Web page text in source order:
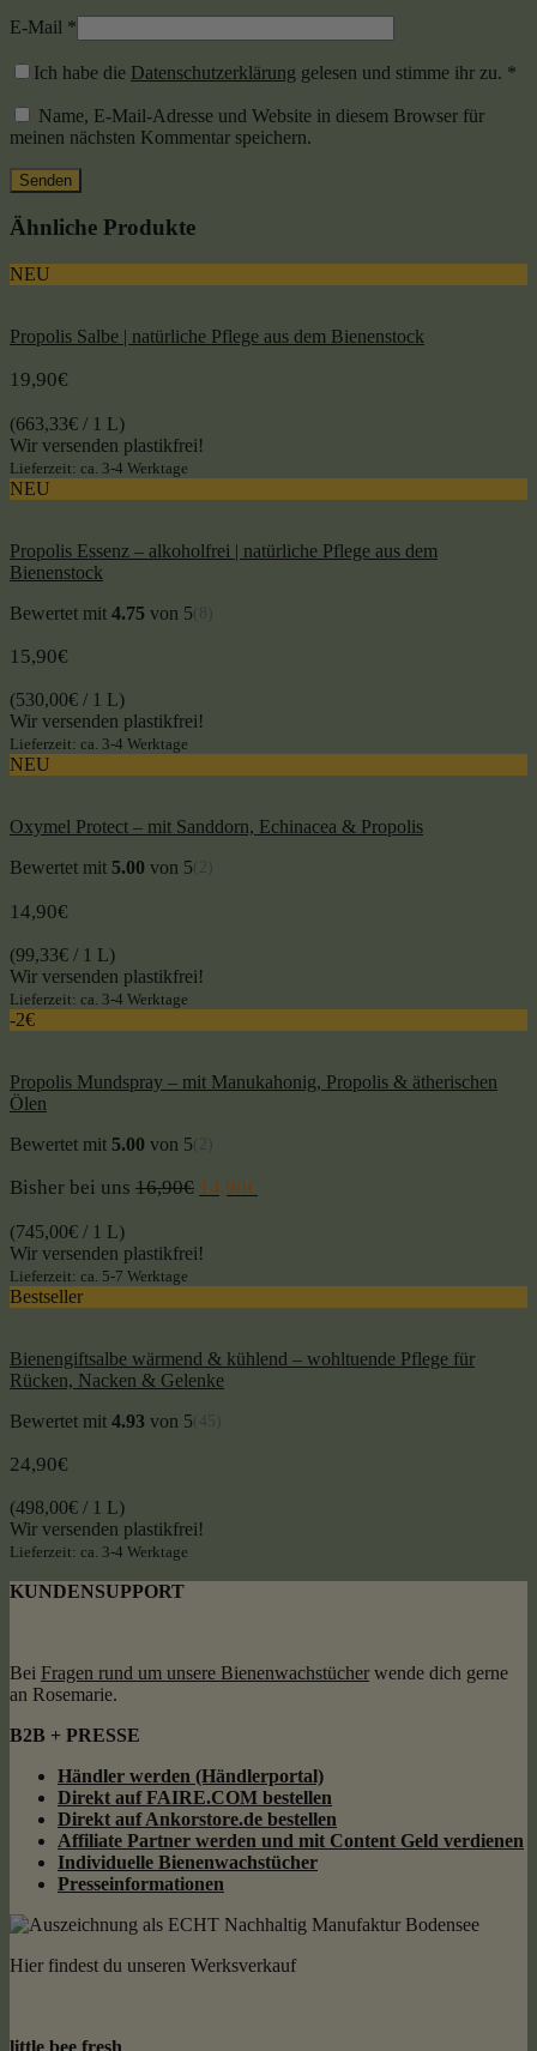
E-Mail *
Ich habe die Datenschutzerklärung gelesen und stimme ihr zu. *
Name, E-Mail-Adresse und Website in diesem Browser für
meinen nächsten Kommentar speichern.
Ähnliche Produkte
NEU
Propolis Salbe | natürliche Pflege aus dem Bienenstock
19,90€
(663,33€ / 1 L)
Wir versenden plastikfrei!
Lieferzeit: ca. 3-4 Werktage
NEU
Propolis Essenz – alkoholfrei | natürliche Pflege aus dem
Bienenstock
Bewertet mit 4.75 von 5
15,90€
(530,00€ / 1 L)
Wir versenden plastikfrei!
Lieferzeit: ca. 3-4 Werktage
NEU
Oxymel Protect – mit Sanddorn, Echinacea & Propolis
Bewertet mit 5.00 von 5
14,90€
(99,33€ / 1 L)
Wir versenden plastikfrei!
Lieferzeit: ca. 3-4 Werktage
-2€
Propolis Mundspray – mit Manukahonig, Propolis & ätherischen
Ölen
Bewertet mit 5.00 von 5
Bisher bei uns 16,90€ 14,90€
(745,00€ / 1 L)
Wir versenden plastikfrei!
Lieferzeit: ca. 5-7 Werktage
Bestseller
Bienengiftsalbe wärmend & kühlend – wohltuende Pflege für
Rücken, Nacken & Gelenke
Bewertet mit 4.93 von 5
24,90€
(498,00€ / 1 L)
Wir versenden plastikfrei!
Lieferzeit: ca. 3-4 Werktage
KUNDENSUPPORT
Bei Fragen rund um unsere Bienenwachstücher wende dich gerne
an Rosemarie.
B2B + PRESSE
Händler werden (Händlerportal)
Direkt auf FAIRE.COM bestellen
Direkt auf Ankorstore.de bestellen
Affiliate Partner werden und mit Content Geld verdienen
Individuelle Bienenwachstücher
Presseinformationen
Hier findest du unseren Werksverkauf